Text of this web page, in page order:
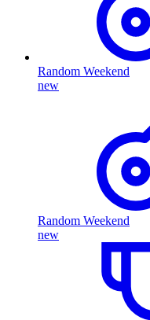
Random Weekend
new
Random Weekend
new